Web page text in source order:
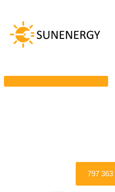
treści
797 363